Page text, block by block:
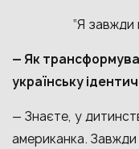
“Я завжди
— Як
українську
— Знаєте, у
американка. Завжди